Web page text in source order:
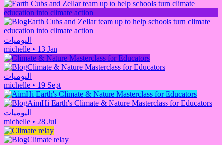
Earth Cubs and Zellar team up to help schools turn climate
education into climate action
اليوميات
michelle • 13 Jan
Climate & Nature Masterclass for Educators
اليوميات
michelle • 19 Sept
AimHi Earth's Climate & Nature Masterclass for Educators
اليوميات
michelle • 28 Jul
Climate relay